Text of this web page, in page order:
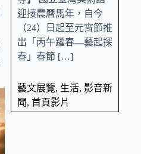
迎接農曆馬年，自今
（24）日起至元宵節推
出「丙午躍春—藝起探
春」春節 […]
藝文展覽, 生活, 影音新
聞, 首頁影片